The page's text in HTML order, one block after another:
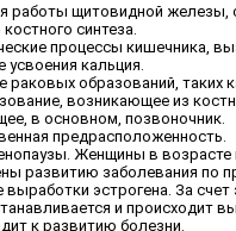
работы щитовидной железы,
синтеза.
процессы кишечника,
усвоения кальция.
раковых образований, таких
возникающее из
в основном, позвоночник.
предрасположенность.
Женщины в возрасте
развитию заболевания по
выработки эстрогена. За счет
и происходит
к развитию болезни.